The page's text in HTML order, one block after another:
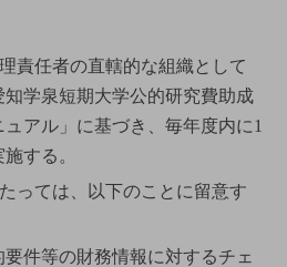
責任者の直轄的な組織として
知学泉短期大学公的研究費助成
アル」に基づき、毎年度内に1
する。
っては、以下のことに留意す
件等の財務情報に対するチェ